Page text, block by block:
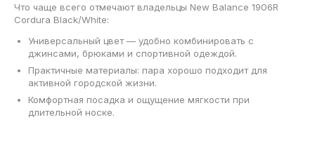
Что чаще всего отмечают владельцы New Balance 1906R
Cordura Black/White:
Универсальный цвет — удобно комбинировать с
джинсами, брюками и спортивной одеждой.
Практичные материалы: пара хорошо подходит для
активной городской жизни.
Комфортная посадка и ощущение мягкости при
длительной носке.